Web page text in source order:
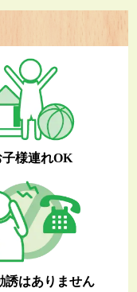
子様連れOK
誘はありません